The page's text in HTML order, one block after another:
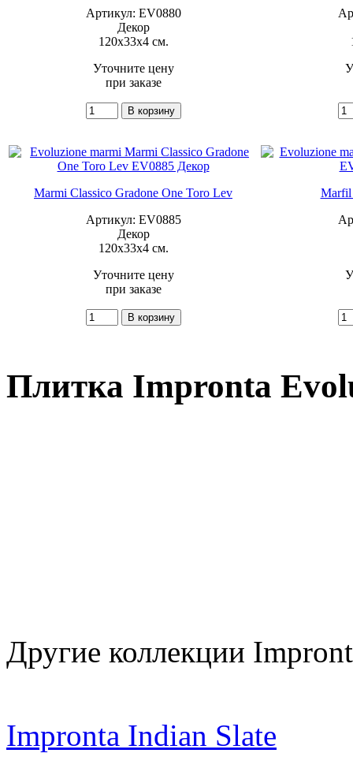
Артикул: EV0880
Декор
120x33x4 см.
Уточните цену
при заказе
Marmi Classico Gradone One Toro Lev
Артикул: EV0885
Декор
120x33x4 см.
Уточните цену
при заказе
Marfil
Плитка Impronta
Другие коллекции
Impronta Indian Slate